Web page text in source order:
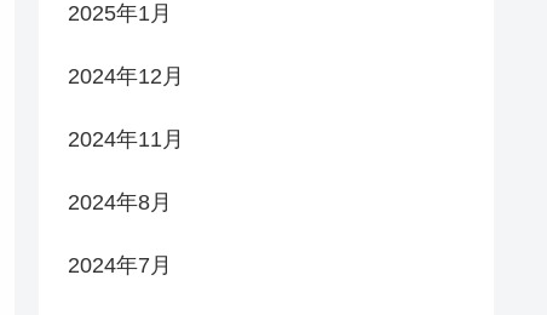
2025年1月
2024年12月
2024年11月
2024年8月
2024年7月